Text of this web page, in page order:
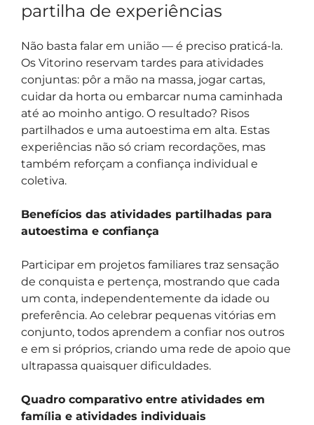
partilha de experiências
Não basta falar em união — é preciso praticá-la.
Os Vitorino reservam tardes para atividades
conjuntas: pôr a mão na massa, jogar cartas,
cuidar da horta ou embarcar numa caminhada
até ao moinho antigo. O resultado? Risos
partilhados e uma autoestima em alta. Estas
experiências não só criam recordações, mas
também reforçam a confiança individual e
coletiva.
Benefícios das atividades partilhadas para
autoestima e confiança
Participar em projetos familiares traz sensação
de conquista e pertença, mostrando que cada
um conta, independentemente da idade ou
preferência. Ao celebrar pequenas vitórias em
conjunto, todos aprendem a confiar nos outros
e em si próprios, criando uma rede de apoio que
ultrapassa quaisquer dificuldades.
Quadro comparativo entre atividades em
família e atividades individuais